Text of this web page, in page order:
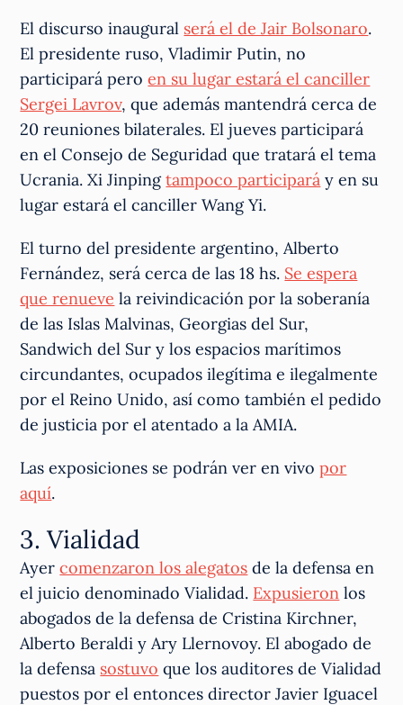
El discurso inaugural será el de Jair Bolsonaro.
El presidente ruso, Vladimir Putin, no
participará peroen su lugar estará el canciller
Sergei Lavrov, que además mantendrá cerca de
20 reuniones bilaterales. El jueves participará
en el Consejo de Seguridad que tratará el tema
Ucrania. Xi Jinpingtampoco participará y en su
lugar estará el canciller Wang Yi.
El turno del presidente argentino, Alberto
Fernández, será cerca de las 18 hs. Se espera
que renueve la reivindicación por la soberanía
de las Islas Malvinas, Georgias del Sur,
Sandwich del Sur y los espacios marítimos
circundantes, ocupados ilegítima e ilegalmente
por el Reino Unido, así como también el pedido
de justicia por el atentado a la AMIA.
Las exposiciones se podrán ver en vivopor
aquí.
3. Vialidad
Ayercomenzaron los alegatos de la defensa en
el juicio denominado Vialidad. Expusieron los
abogados de la defensa de Cristina Kirchner,
Alberto Beraldi y Ary Llernovoy. El abogado de
la defensa sostuvo que los auditores de Vialidad
puestos por el entonces director Javier Iguacel